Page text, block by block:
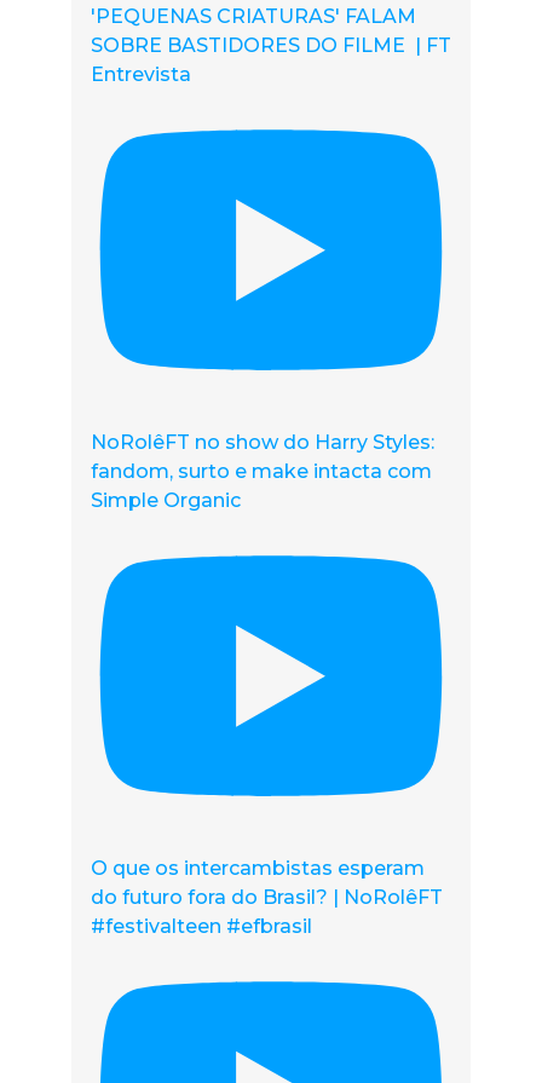
'PEQUENAS CRIATURAS' FALAM
SOBRE BASTIDORES DO FILME | FT
Entrevista
NoRolêFT no show do Harry Styles:
fandom, surto e make intacta com
Simple Organic
O que os intercambistas esperam
do futuro fora do Brasil? | NoRolêFT
#festivalteen #efbrasil